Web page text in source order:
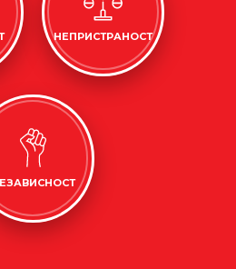
НЕПРИСТРАНОСТ